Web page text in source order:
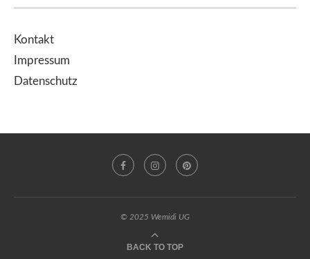
Kontakt
Impressum
Datenschutz
© 2025 Wemidi UG
BACK TO TOP